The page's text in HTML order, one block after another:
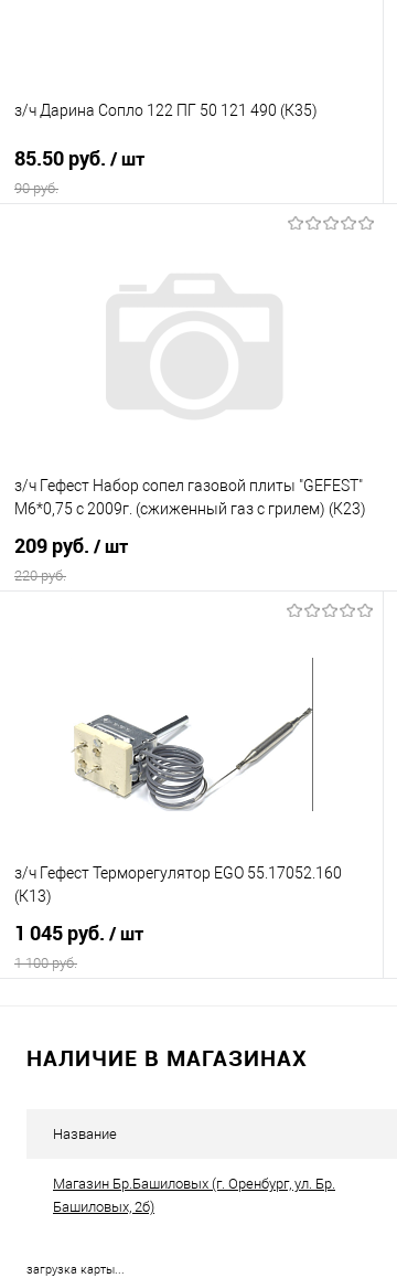
з/ч Дарина Сопло 122 ПГ 50 121 490 (К35)
85.50 руб. / шт
90 руб.
Купить в 1 клик
Сравнение
В наличии
з/ч Гефест Набор сопел газовой плиты "GEFEST"
М6*0,75 с 2009г. (сжиженный газ с грилем) (К23)
209 руб. / шт
220 руб.
В избранное
В наличии
з/ч Гефест Терморегулятор EGO 55.17052.160
(К13)
1 045 руб. / шт
1 100 руб.
НАЛИЧИЕ В МАГАЗИНАХ
Название
Магазин Бр.Башиловых (г. Оренбург, ул. Бр.
Башиловых, 2б)
загрузка карты...